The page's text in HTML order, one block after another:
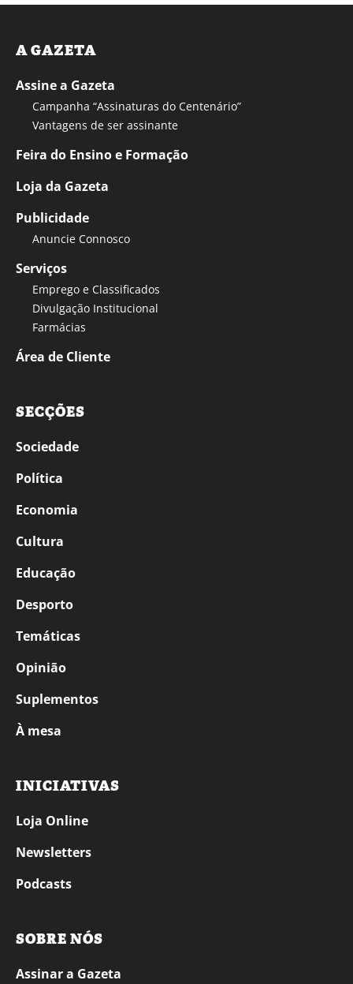
A GAZETA
Assine a Gazeta
Campanha “Assinaturas do Centenário”
Vantagens de ser assinante
Feira do Ensino e Formação
Loja da Gazeta
Publicidade
Anuncie Connosco
Serviços
Emprego e Classificados
Divulgação Institucional
Farmácias
Área de Cliente
SECÇÕES
Sociedade
Política
Economia
Cultura
Educação
Desporto
Temáticas
Opinião
Suplementos
À mesa
INICIATIVAS
Loja Online
Newsletters
Podcasts
SOBRE NÓS
Assinar a Gazeta